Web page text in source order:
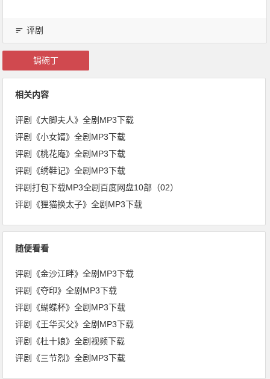
评剧
锔碗丁
相关内容
评剧《大脚夫人》全剧MP3下载
评剧《小女婿》全剧MP3下载
评剧《桃花庵》全剧MP3下载
评剧《绣鞋记》全剧MP3下载
评剧打包下载MP3全剧百度网盘10部（02）
评剧《狸猫换太子》全剧MP3下载
随便看看
评剧《金沙江畔》全剧MP3下载
评剧《夺印》全剧MP3下载
评剧《蝴蝶杯》全剧MP3下载
评剧《王华买父》全剧MP3下载
评剧《杜十娘》全剧视频下载
评剧《三节烈》全剧MP3下载